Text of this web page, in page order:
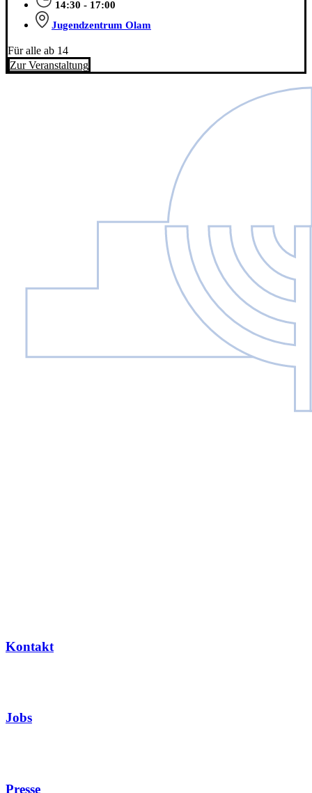
14:30 - 17:00
Jugendzentrum Olam
Für alle ab 14
Zur Veranstaltung
Kontakt
Jobs
Presse